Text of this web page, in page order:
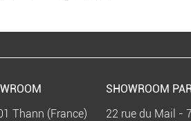
Thann (France)
SHOWROOM
22 rue du Mail -